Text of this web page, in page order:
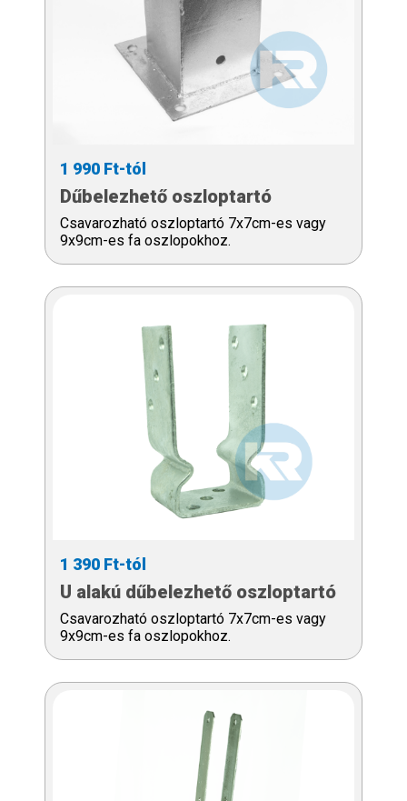
1 990 Ft-tól
Dűbelezhető oszloptartó
Csavarozható oszloptartó 7x7cm-es vagy
9x9cm-es fa oszlopokhoz.
1 390 Ft-tól
U alakú dűbelezhető oszloptartó
Csavarozható oszloptartó 7x7cm-es vagy
9x9cm-es fa oszlopokhoz.